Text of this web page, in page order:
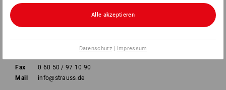
Strauss Deutschland
Frankfurter Straße 98-108
Fax
0 60 50 / 97 10 90
Mail
info@strauss.de
Alle akzeptieren
Datenschutz| Impressum